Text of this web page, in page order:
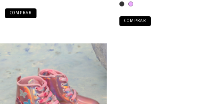
COMPRAR
COMPRAR